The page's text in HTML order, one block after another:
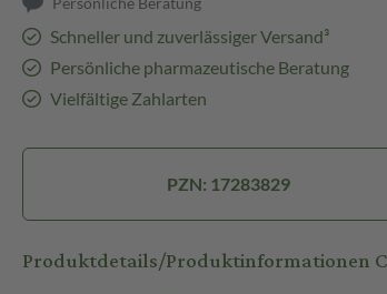
Schneller und zuverlässiger Versand³
Persönliche pharmazeutische Beratung
Vielfältige Zahlarten
PZN: 17283829
Produktdetails/Produktinformationen